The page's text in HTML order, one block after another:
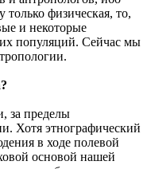
физическая, то,
и некоторые
популяций. Сейчас мы
за пределы
Хотя этнографический
в ходе полевой
основой нашей